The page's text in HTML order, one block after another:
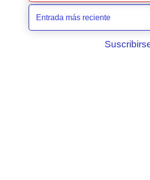
Entrada más reciente